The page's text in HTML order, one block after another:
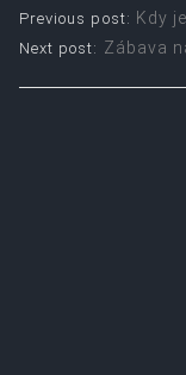
Post
Previous post: Kdy
Next post: Zábava